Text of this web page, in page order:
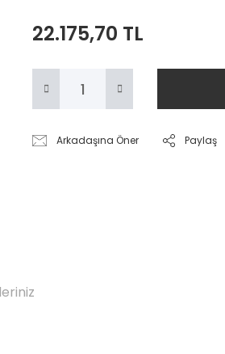
22.175,70 TL
Arkadaşına Öner Paylaş